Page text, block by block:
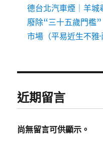
德台北汽車煙｜羊
廢除“三十五歲門檻
市場（平易近生不雅
近期留言
尚無留言可供顯示。